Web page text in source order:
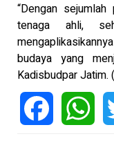
“Dengan
tenaga ahli,
budaya yang
Kadisbudpar Jatim.